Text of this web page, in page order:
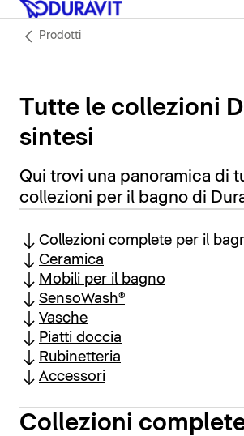
Prodotti
Tutte le collezioni
sintesi
Qui trovi una panoramica di
collezioni per il bagno di
Collezioni complete per il
Ceramica
Mobili per il bagno
SensoWash®
Vasche
Piatti doccia
Rubinetteria
Accessori
Collezioni